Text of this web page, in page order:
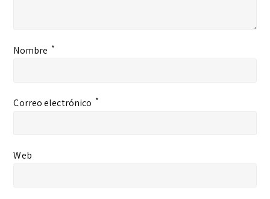
Nombre *
Correo electrónico *
Web